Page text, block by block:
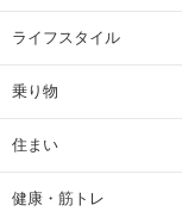
ライフスタイル
乗り物
住まい
健康・筋トレ